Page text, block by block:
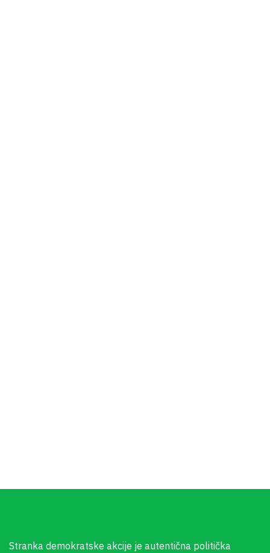
Stranka demokratske akcije je autentična politička